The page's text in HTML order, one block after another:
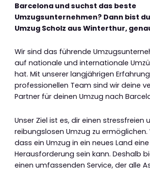
Barcelona und suchst das beste
Umzugsunternehmen? Dann bist
Umzug Scholz aus Winterthur,
Wir sind das führende
auf nationale und internationale
hat. Mit unserer langjährigen
professionellen Team sind wir deine
Partner für deinen Umzug nach
Unser Ziel ist es, dir einen stressfreien
reibungslosen Umzug zu ermöglichen.
dass ein Umzug in ein neues Land
Herausforderung sein kann. Deshalb
einen umfassenden Service, der alle